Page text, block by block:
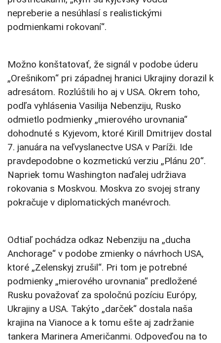
nepreberie a nesúhlasí s realistickými
podmienkami rokovaní“.
Možno konštatovať, že signál v podobe úderu
„Orešnikom“ pri západnej hranici Ukrajiny dorazil k
adresátom. Rozlúštili ho aj v USA. Okrem toho,
podľa vyhlásenia Vasilija Nebenziju, Rusko
odmietlo podmienky „mierového urovnania“
dohodnuté s Kyjevom, ktoré Kirill Dmitrijev dostal
7. januára na veľvyslanectve USA v Paríži. Ide
pravdepodobne o kozmetickú verziu „Plánu 20“.
Napriek tomu Washington naďalej udržiava
rokovania s Moskvou. Moskva zo svojej strany
pokračuje v diplomatických manévroch.
Odtiaľ pochádza odkaz Nebenziju na „ducha
Anchorage“ v podobe zmienky o návrhoch USA,
ktoré „Zelenskyj zrušil“. Pri tom je potrebné
podmienky „mierového urovnania“ predložené
Rusku považovať za spoločnú pozíciu Európy,
Ukrajiny a USA. Takýto „darček“ dostala naša
krajina na Vianoce a k tomu ešte aj zadržanie
tankera Marinera Američanmi. Odpoveďou na to